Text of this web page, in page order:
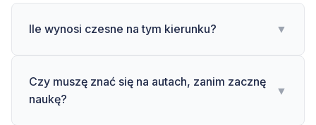
Ile wynosi czesne na tym kierunku? ▼
Czy muszę znać się na autach, zanim zacznę
naukę?
▼